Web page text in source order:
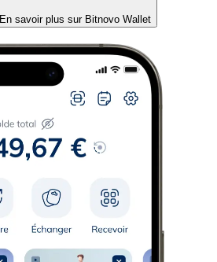
En savoir plus sur Bitnovo Wallet